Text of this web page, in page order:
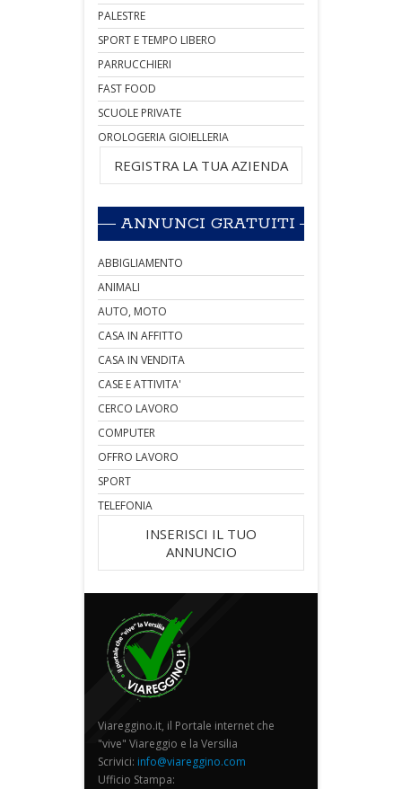
PALESTRE
SPORT E TEMPO LIBERO
PARRUCCHIERI
FAST FOOD
SCUOLE PRIVATE
OROLOGERIA GIOIELLERIA
REGISTRA LA TUA AZIENDA
ANNUNCI GRATUITI
ABBIGLIAMENTO
ANIMALI
AUTO, MOTO
CASA IN AFFITTO
CASA IN VENDITA
CASE E ATTIVITA'
CERCO LAVORO
COMPUTER
OFFRO LAVORO
SPORT
TELEFONIA
INSERISCI IL TUO
ANNUNCIO
Viareggino.it, il Portale internet che
"vive" Viareggio e la Versilia
Scrivici: info@viareggino.com
Ufficio Stampa: